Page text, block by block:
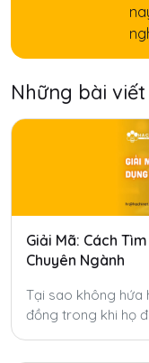
Những bài
Giải Mã: Cách
Chuyên Ngành
Tại sao không hứa
đồng trong khi họ